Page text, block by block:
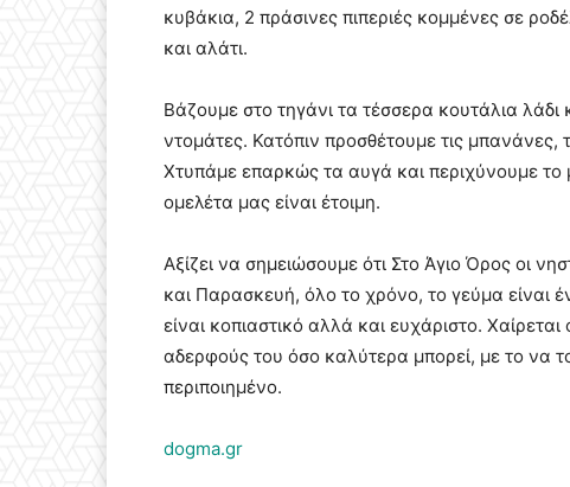
κυβάκια, 2 πράσινες πιπεριές κομμένες σε
και αλάτι.
Βάζουμε στο τηγάνι τα τέσσερα κουτάλια λάδι
ντομάτες. Κατόπιν προσθέτουμε τις
Χτυπάμε επαρκώς τα αυγά και περιχύνουμε το
ομελέτα μας είναι έτοιμη.
Αξίζει να σημειώσουμε ότι Στο Άγιο Όρος οι
και Παρασκευή, όλο το χρόνο, το γεύμα είναι
είναι κοπιαστικό αλλά και ευχάριστο.
αδερφούς του όσο καλύτερα μπορεί, με το να
περιποιημένο.
dogma.gr